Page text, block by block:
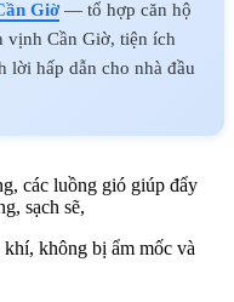
Giờ— tổ hợp căn hộ
vịnh Cần Giờ, tiện ích
lời hấp dẫn cho nhà đầu
các luồng gió giúp đẩy
sạch sẽ,
không bị ẩm mốc và